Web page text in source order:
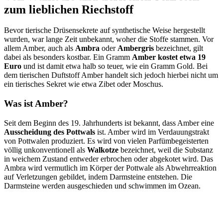
zum lieblichen Riechstoff
Bevor tierische Drüsensekrete auf synthetische Weise hergestellt
wurden, war lange Zeit unbekannt, woher die Stoffe stammen. Vor
allem Amber, auch als Ambra oderAmbergris bezeichnet, gilt
dabei als besonders kostbar. Ein Gramm Amber kostet etwa 19
Euro und ist damit etwa halb so teuer, wie ein Gramm Gold. Bei
dem tierischen Duftstoff Amber handelt sich jedoch hierbei nicht um
ein tierisches Sekret wie etwa Zibet oder Moschus.
Was ist Amber?
Seit dem Beginn des 19. Jahrhunderts ist bekannt, dass Amber eine
Ausscheidung des Pottwals ist. Amber wird im Verdauungstrakt
von Pottwalen produziert. Es wird von vielen Parfümbegeisterten
völlig unkonventionell als Walkotze bezeichnet, weil die Substanz
in weichem Zustand entweder erbrochen oder abgekotet wird. Das
Ambra wird vermutlich im Körper der Pottwale als Abwehrreaktion
auf Verletzungen gebildet, indem Darmsteine entstehen. Die
Darmsteine werden ausgeschieden und schwimmen im Ozean.